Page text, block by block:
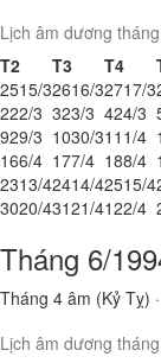
Lịch âm dương
T2
T3 T4
2515/32616/32717/3
222/3 323/3 424/3
929/3 1030/311 1/4
166/4 177/4 188/4
2313/42414/42515/4
3020/43121/4122/4
Tháng 6/
Tháng 4 âm (Kỷ Tỵ) ·
Lịch âm dương